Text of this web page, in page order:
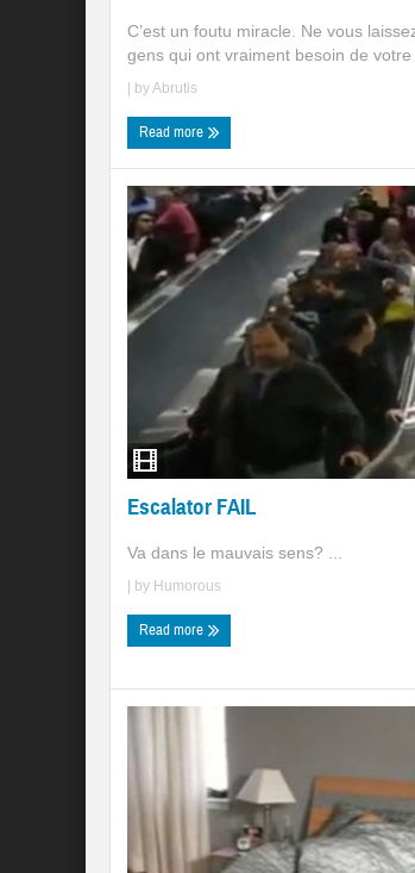
C’est un foutu miracle. Ne vous
gens qui ont vraiment besoin de votre
| byAbrutis
Read more
Escalator FAIL
Va dans le mauvais sens? ...
| by Humorous
Read more